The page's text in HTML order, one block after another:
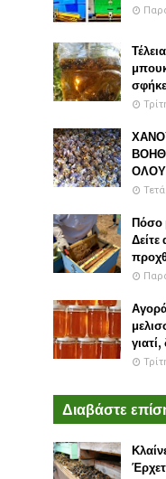
Πόσο
Δείτε
Διαβάστε